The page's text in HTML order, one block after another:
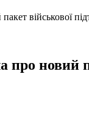
про новий